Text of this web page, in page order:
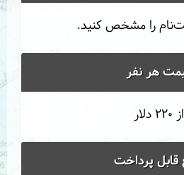
را مشخص کنید.
هر نفر
از 220 دلار
قابل پرداخت